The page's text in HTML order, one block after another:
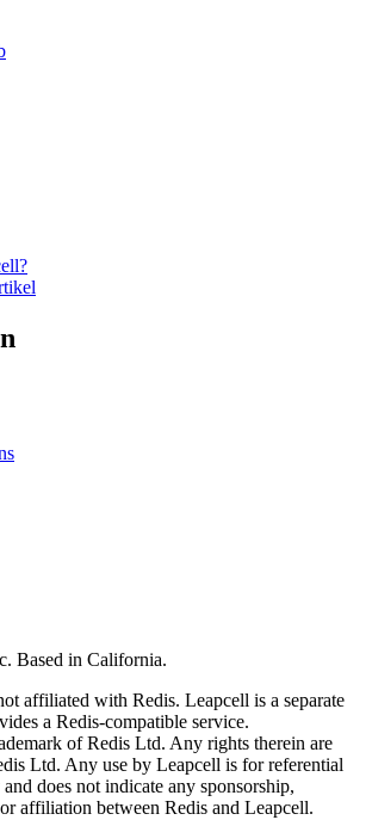
Based in California.
affiliated with Redis. Leapcell is a separate
a Redis-compatible service.
of Redis Ltd. Any rights therein are
Ltd. Any use by Leapcell is for referential
does not indicate any sponsorship,
affiliation between Redis and Leapcell.